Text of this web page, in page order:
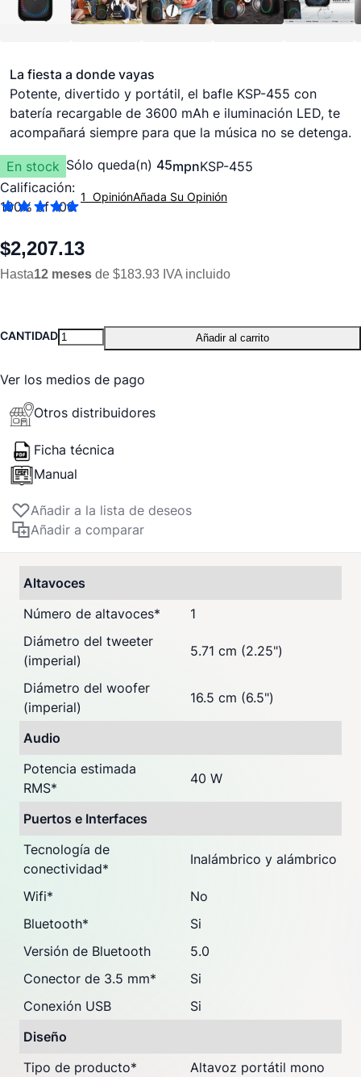
La fiesta a donde vayas
Potente, divertido y portátil, el bafle KSP-455 con
batería recargable de 3600 mAh e iluminación LED, te
acompañará siempre para que la música no se detenga.
En stock Sólo queda(n) 45mpnKSP-455
Calificación:
100% of100
1 OpiniónAñada Su Opinión
$2,207.13
Hasta12 meses de $183.93 IVA incluido
CANTIDAD Añadir al carrito
Ver los medios de pago
Otros distribuidores
Ficha técnica
Manual
Añadir a la lista de deseos
Añadir a comparar
Altavoces
Número de altavoces*
1
Diámetro del tweeter
(imperial)
5.71 cm (2.25")
Diámetro del woofer
(imperial)
16.5 cm (6.5")
Audio
Potencia estimada
RMS*
40 W
Puertos e Interfaces
Tecnología de
conectividad*
Inalámbrico y alámbrico
Wifi*
No
Bluetooth*
Si
Versión de Bluetooth
5.0
Conector de 3.5 mm*
Si
Conexión USB
Si
Diseño
Tipo de producto* Altavoz portátil mono